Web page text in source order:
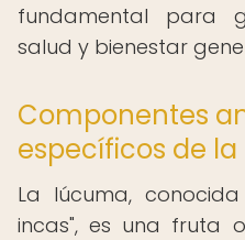
fundamental para
salud y bienestar
Componentes
específicos de
La lúcuma,
incas", es una fruta